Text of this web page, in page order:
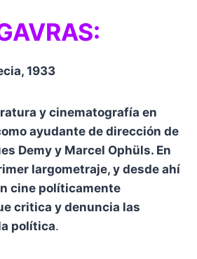
1933
y cinematografía en
ayudante de dirección de
Demy y Marcel Ophüls. En
largometraje, y desde ahí
cine políticamente
critica y denuncia las
política.